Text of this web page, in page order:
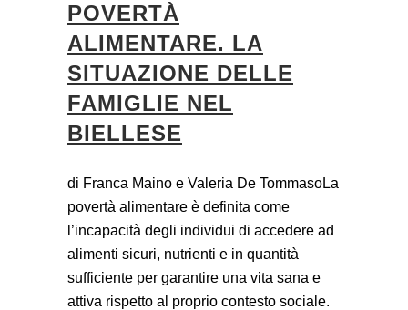
POVERTÀ
ALIMENTARE. LA
SITUAZIONE DELLE
FAMIGLIE NEL
BIELLESE
di Franca Maino e Valeria De TommasoLa
povertà alimentare è definita come
l’incapacità degli individui di accedere ad
alimenti sicuri, nutrienti e in quantità
sufficiente per garantire una vita sana e
attiva rispetto al proprio contesto sociale.